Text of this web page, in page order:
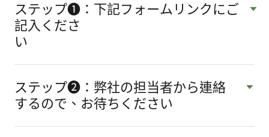
ステップ❶：下記フォームリンクにご
記入くださ
い
ステップ❷：弊社の担当者から連絡
するので、お待ちください